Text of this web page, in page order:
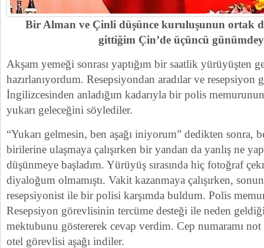
Bir Alman ve Çinli düşünce kuruluşunun ortak
gittiğim Çin’de üçüncü
Akşam yemeği sonrası yaptığım bir saatlik yürüyüşten
hazırlanıyordum. Resepsiyondan aradılar ve resepsiyon
İngilizcesinden anladığım kadarıyla bir polis
yukarı geleceğini söylediler.
“Yukarı gelmesin, ben aşağı iniyorum” dedikten sonra,
birilerine ulaşmaya çalışırken bir yandan da yanlış ne
düşünmeye başladım. Yürüyüş sırasında hiç fotoğraf
diyaloğum olmamıştı. Vakit kazanmaya çalışırken,
resepsiyonist ile bir polisi karşımda buldum. Polis
Resepsiyon görevlisinin tercüme desteği ile neden
mektubunu göstererek cevap verdim. Cep numaramı
otel görevlisi aşağı indiler.